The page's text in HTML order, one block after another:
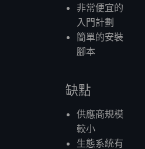
非常便宜的
入門計劃
簡單的安裝
腳本
缺點
供應商規模
較小
生態系統有